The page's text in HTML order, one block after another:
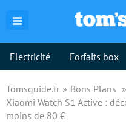
Electricité Forfaits box
Tomsguide.fr Bons Plans
Xiaomi Watch S1 Active :
moins de 80 €